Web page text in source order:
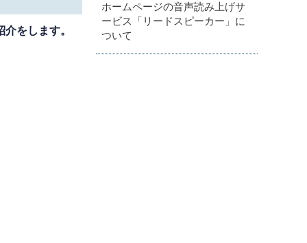
をします。
ホームページの音声読み上げサ
ービス「リードスピーカー」に
ついて